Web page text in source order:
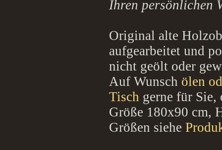
Ihren persönlichen
Original alte
aufgearbeitet und
nicht geölt oder
Auf Wunsch ölen
Tisch gerne für
Größe 180x90 cm,
Größen siehe